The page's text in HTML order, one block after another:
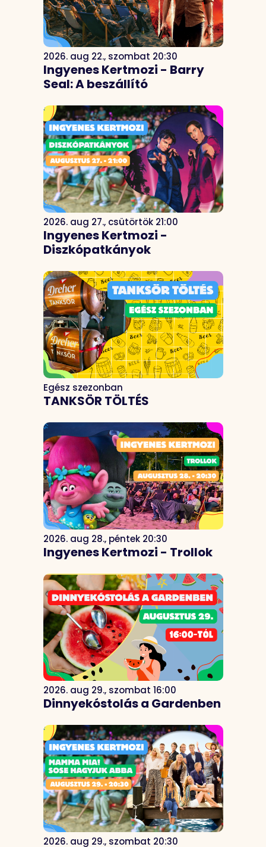
2026. aug 22., szombat 20:30
Ingyenes Kertmozi - Barry
Seal: A beszállító
2026. aug 27., csütörtök 21:00
Ingyenes Kertmozi -
Diszkópatkányok
Egész szezonban
TANKSÖR TÖLTÉS
2026. aug 28., péntek 20:30
Ingyenes Kertmozi - Trollok
2026. aug 29., szombat 16:00
Dinnyekóstolás a Gardenben
2026. aug 29., szombat 20:30